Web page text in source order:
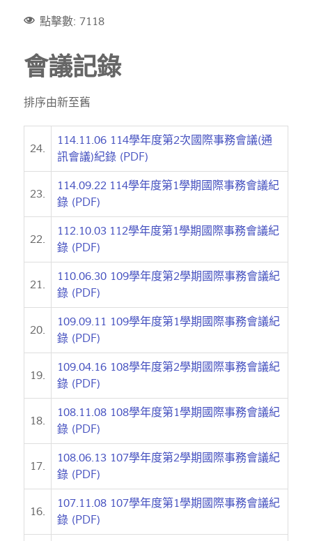
點擊數: 7118
會議記錄
排序由新至舊
24.
114.11.06 114學年度第2次國際事務會議(通
訊會議)紀錄 (PDF)
23.
114.09.22 114學年度第1學期國際事務會議紀
錄 (PDF)
22.
112.10.03 112學年度第1學期國際事務會議紀
錄 (PDF)
21.
110.06.30 109學年度第2學期國際事務會議紀
錄 (PDF)
20.
109.09.11 109學年度第1學期國際事務會議紀
錄 (PDF)
19.
109.04.16 108學年度第2學期國際事務會議紀
錄 (PDF)
18.
108.11.08 108學年度第1學期國際事務會議紀
錄 (PDF)
17.
108.06.13 107學年度第2學期國際事務會議紀
錄 (PDF)
16.
107.11.08 107學年度第1學期國際事務會議紀
錄 (PDF)